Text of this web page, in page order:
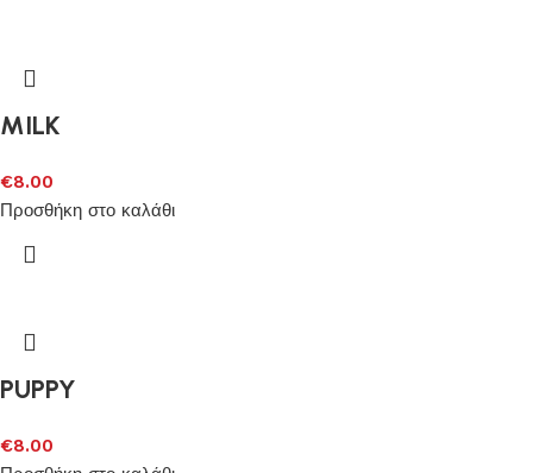
MILK
€8.00
Προσθήκη στο καλάθι
PUPPY
€8.00